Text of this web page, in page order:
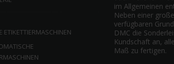
ETIKETTIERMASCHINEN
im Allgemeinen
Neben einer
verfügbaren
DMC die
Kundschaft an,
Maß zu fertigen.